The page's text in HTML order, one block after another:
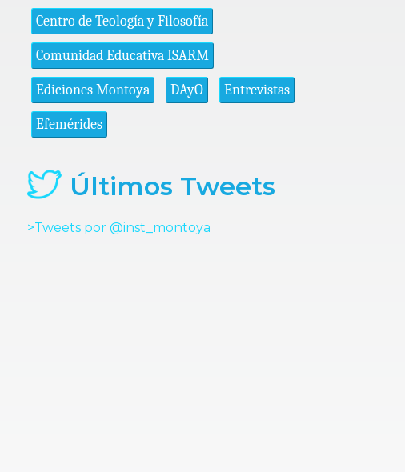
Centro de Teología y Filosofía
Comunidad Educativa ISARM
Ediciones Montoya DAyO Entrevistas
Efemérides
Últimos Tweets
>Tweets por @inst_montoya